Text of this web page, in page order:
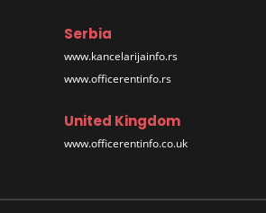
Serbia
www.kancelarijainfo.rs
www.officerentinfo.rs
United Kingdom
www.officerentinfo.co.uk